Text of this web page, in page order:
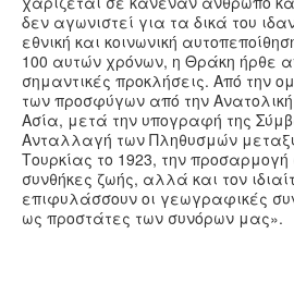
δεν αγωνιστεί για τα δικά του
εθνική και κοινωνική
100 αυτών χρόνων, η Θράκη ήρθε
σημαντικές προκλήσεις. Από την
των προσφύγων από την
Ασία, μετά την υπογραφή της
Ανταλλαγή των Πληθυσμών
Τουρκίας το 1923, την προσαρμογή
συνθήκες ζωής, αλλά και τον
επιφυλάσσουν οι γεωγραφικές
ως προστάτες των συνόρων μας».